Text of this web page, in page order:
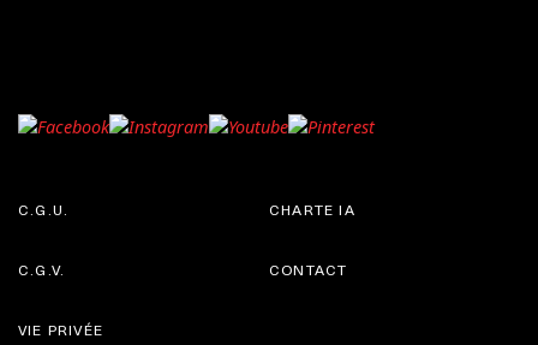
C.G.U.
C.G.V.
CHARTE IA
CONTACT
VIE PRIVÉE